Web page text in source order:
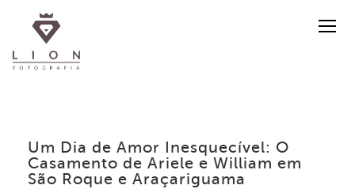
Um Dia de Amor Inesquecível: O
Casamento de Ariele e William em
São Roque e Araçariguama